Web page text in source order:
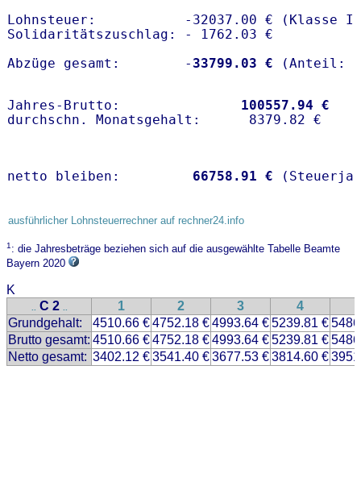
Lohnsteuer:           -32037.00 € (Klasse I)
Solidaritätszuschlag: - 1762.03 €
Abzüge gesamt:        - 33799.03 €
Jahres-Brutto: 100557.94 €
netto bleiben: 66758.91 €
ausführlicher Lohnsteuerrechner auf rechner24.info
1: die Jahresbeträge beziehen sich auf die ausgewählte Tabelle Beamte
Bayern 2020
K
.. C 2 .. 1 2 3 4
Grundgehalt:
4510.66 €4752.18 €4993.64 €5239.81 €
Brutto gesamt: 4510.66 €4752.18 €4993.64 €5239.81 €
Netto gesamt: 3402.12 €3541.40 €3677.53 €3814.60 €